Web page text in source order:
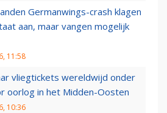
Germanwings-crash klagen
aan, maar vangen mogelijk
11:58
vliegtickets wereldwijd onder
oorlog in het Midden-Oosten
10:36